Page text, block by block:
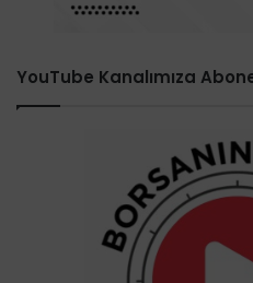
YouTube Kanalımıza